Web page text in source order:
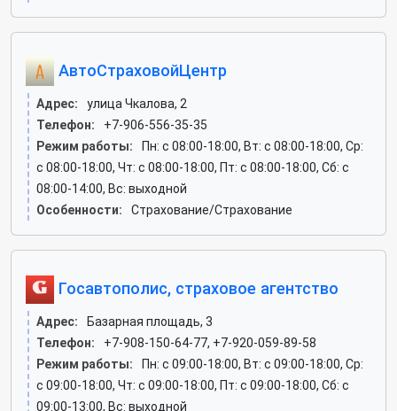
АвтоСтраховойЦентр
Адрес:
улица Чкалова, 2
Телефон:
+7-906-556-35-35
Режим работы:
Пн: c 08:00-18:00, Вт: c 08:00-18:00, Ср:
c 08:00-18:00, Чт: c 08:00-18:00, Пт: c 08:00-18:00, Сб: c
08:00-14:00, Вс: выходной
Особенности:
Страхование/Страхование
Госавтополис, страховое агентство
Адрес:
Базарная площадь, 3
Телефон:
+7-908-150-64-77, +7-920-059-89-58
Режим работы:
Пн: c 09:00-18:00, Вт: c 09:00-18:00, Ср:
c 09:00-18:00, Чт: c 09:00-18:00, Пт: c 09:00-18:00, Сб: c
09:00-13:00, Вс: выходной